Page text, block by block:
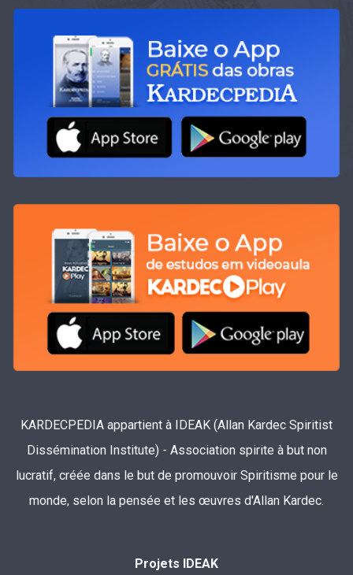
KARDECPEDIA appartient à IDEAK (Allan Kardec Spiritist
Dissémination Institute) - Association spirite à but non
lucratif, créée dans le but de promouvoir Spiritisme pour le
monde, selon la pensée et les œuvres d'Allan Kardec.
Projets IDEAK